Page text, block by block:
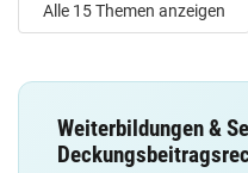
Alle 15 Themen anzeigen
Weiterbildungen &